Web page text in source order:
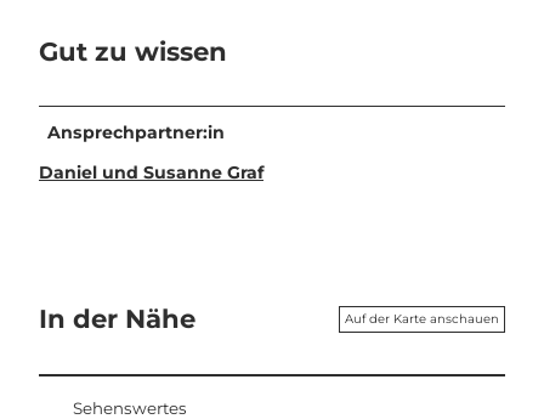
Gut zu wissen
Ansprechpartner:in
Daniel und Susanne Graf
In der Nähe Auf der Karte anschauen
Sehenswertes